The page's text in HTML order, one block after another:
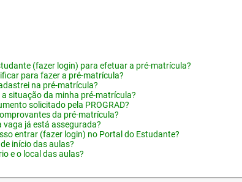
(fazer login) para efetuar a pré-matrícula?
para fazer a pré-matrícula?
na pré-matrícula?
situação da minha pré-matrícula?
solicitado pela PROGRAD?
da pré-matrícula?
já está assegurada?
entrar (fazer login) no Portal do Estudante?
início das aulas?
e o local das aulas?